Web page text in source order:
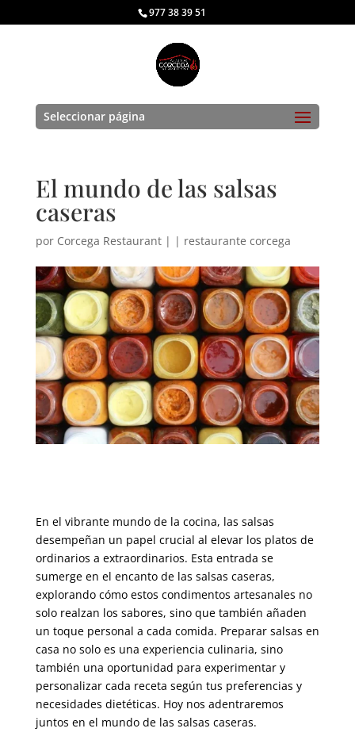
977 38 39 51
Seleccionar página
El mundo de las salsas
caseras
por Corcega Restaurant| | restaurante corcega
En el vibrante mundo de la cocina, las salsas
desempeñan un papel crucial al elevar los platos de
ordinarios a extraordinarios. Esta entrada se
sumerge en el encanto de las salsas caseras,
explorando cómo estos condimentos artesanales no
solo realzan los sabores, sino que también añaden
un toque personal a cada comida. Preparar salsas en
casa no solo es una experiencia culinaria, sino
también una oportunidad para experimentar y
personalizar cada receta según tus preferencias y
necesidades dietéticas. Hoy nos adentraremos
juntos en el mundo de las salsas caseras.